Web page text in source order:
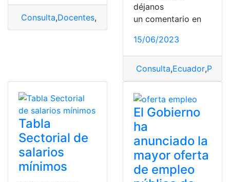
Consulta,Docentes, sueldos
déjanos
un comentario en
15/06/2023
Consulta,Ecuador,
Tabla
Sectorial de
salarios
mínimos
El Gobierno
ha
anunciado la
mayor oferta
de empleo